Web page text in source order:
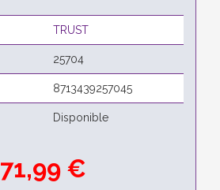
TRUST
25704
8713439257045
Disponible
71,99 €